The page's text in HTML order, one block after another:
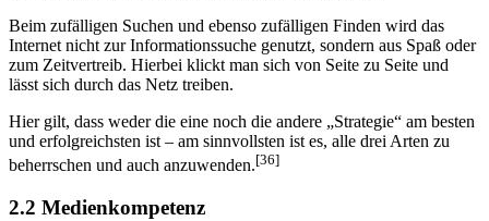
Beim zufälligen Suchen und ebenso zufälligen Finden wird das
Internet nicht zur Informationssuche genutzt, sondern aus Spaß oder
zum Zeitvertreib. Hierbei klickt man sich von Seite zu Seite und
lässt sich durch das Netz treiben.
Hier gilt, dass weder die eine noch die andere „Strategie“ am besten
und erfolgreichsten ist – am sinnvollsten ist es, alle drei Arten zu
beherrschen und auch anzuwenden.[36]
2.2 Medienkompetenz